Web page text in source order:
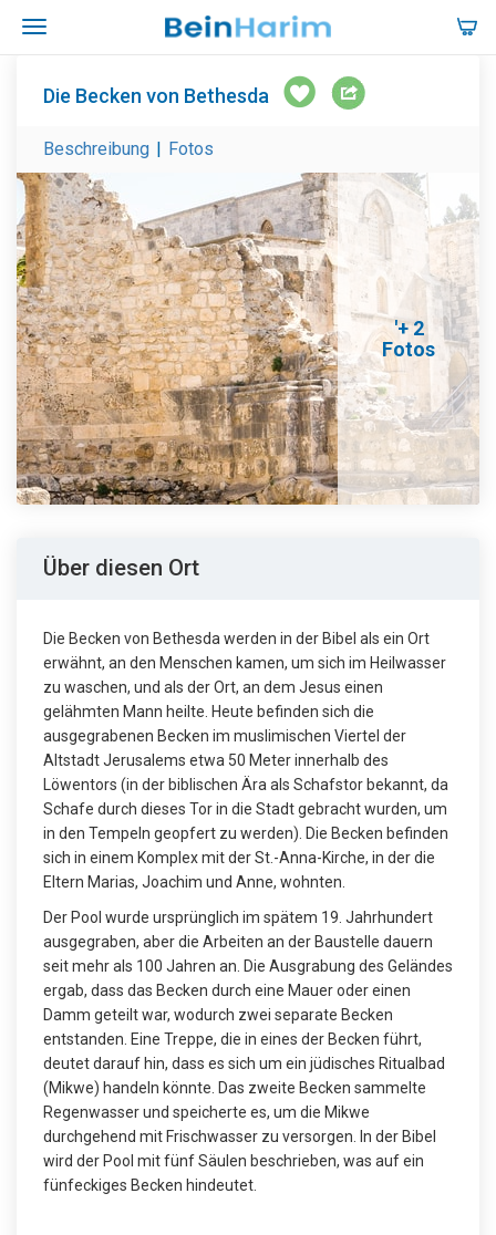
Die Becken von Bethesda
Beschreibung | Fotos
'+ 2
Fotos
Über diesen Ort
Die Becken von Bethesda werden in der Bibel als ein Ort
erwähnt, an den Menschen kamen, um sich im Heilwasser
zu waschen, und als der Ort, an dem Jesus einen
gelähmten Mann heilte. Heute befinden sich die
ausgegrabenen Becken im muslimischen Viertel der
Altstadt Jerusalems etwa 50 Meter innerhalb des
Löwentors (in der biblischen Ära als Schafstor bekannt, da
Schafe durch dieses Tor in die Stadt gebracht wurden, um
in den Tempeln geopfert zu werden). Die Becken befinden
sich in einem Komplex mit der St.-Anna-Kirche, in der die
Eltern Marias, Joachim und Anne, wohnten.
Der Pool wurde ursprünglich im spätem 19. Jahrhundert
ausgegraben, aber die Arbeiten an der Baustelle dauern
seit mehr als 100 Jahren an. Die Ausgrabung des Geländes
ergab, dass das Becken durch eine Mauer oder einen
Damm geteilt war, wodurch zwei separate Becken
entstanden. Eine Treppe, die in eines der Becken führt,
deutet darauf hin, dass es sich um ein jüdisches Ritualbad
(Mikwe) handeln könnte. Das zweite Becken sammelte
Regenwasser und speicherte es, um die Mikwe
durchgehend mit Frischwasser zu versorgen. In der Bibel
wird der Pool mit fünf Säulen beschrieben, was auf ein
fünfeckiges Becken hindeutet.